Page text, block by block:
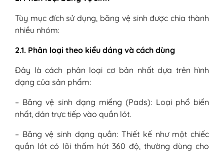
Tùy mục đích sử dụng, băng vệ sinh được chia thành
nhiều nhóm:
2.1. Phân loại theo kiểu dáng và cách dùng
Đây là cách phân loại cơ bản nhất dựa trên hình
dạng của sản phẩm:
– Băng vệ sinh dạng miếng (Pads): Loại phổ biến
nhất, dán trực tiếp vào quần lót.
– Băng vệ sinh dạng quần: Thiết kế như một chiếc
quần lót có lõi thấm hút 360 độ, thường dùng cho